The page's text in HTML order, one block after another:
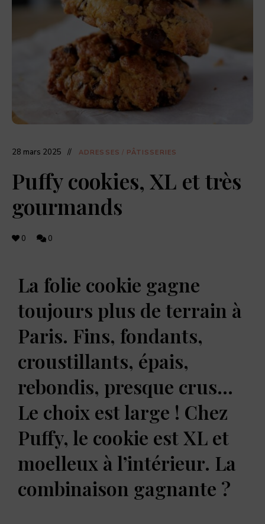
dernières
actualités
food,
restaurants,
coffee
shops,
et
pâtisseries
à
découvrir.
28 mars 2025 ADRESSES / PÂTISSERIES
Puffy cookies, XL et très
gourmands
0 0
La folie cookie gagne
toujours plus de terrain à
Paris. Fins, fondants,
croustillants, épais,
rebondis, presque crus…
Le choix est large ! Chez
Puffy, le cookie est XL et
moelleux à l’intérieur. La
combinaison gagnante ?